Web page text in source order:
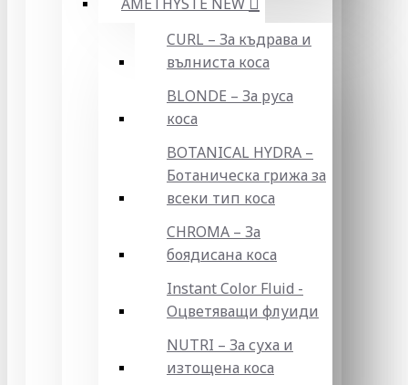
CURL – За къдрава и
вълниста коса
BLONDE – За руса
коса
BOTANICAL HYDRA –
Ботаническа грижа за
всеки тип коса
CHROMA – За
боядисана коса
Instant Color Fluid -
Оцветяващи флуиди
NUTRI – За суха и
изтощена коса